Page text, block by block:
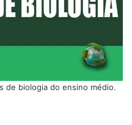
de biologia do ensino médio.